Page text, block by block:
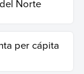
Norte
per cápita